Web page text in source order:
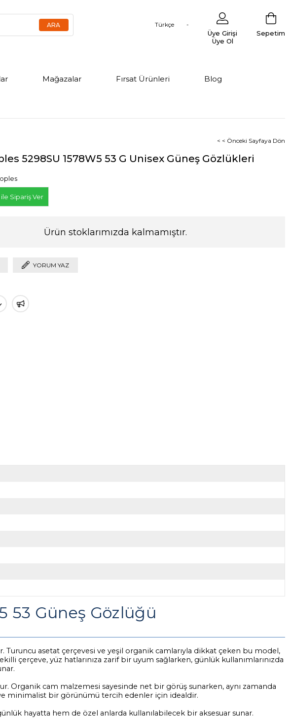
Türkçe
Sepetim
Üye Girişi
Üye Ol
Mağazalar Fırsat Ürünleri Blog
< < Önceki Sayfaya Dön
5298SU 1578W5 53 G Unisex Güneş Gözlükleri
Sipariş Ver
Ürün stoklarımızda kalmamıştır.
YORUM YAZ
53 Güneş Gözlüğü
Turuncu asetat çerçevesi ve yeşil organik camlarıyla dikkat çeken bu model,
çerçeve, yüz hatlarınıza zarif bir uyum sağlarken, günlük kullanımlarınızda
Organik cam malzemesi sayesinde net bir görüş sunarken, aynı zamanda
minimalist bir görünümü tercih edenler için idealdir.
hayatta hem de özel anlarda kullanılabilecek bir aksesuar sunar.